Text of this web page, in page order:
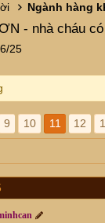
Ngành hàng
- nhà cháu
25
9 10 11 12